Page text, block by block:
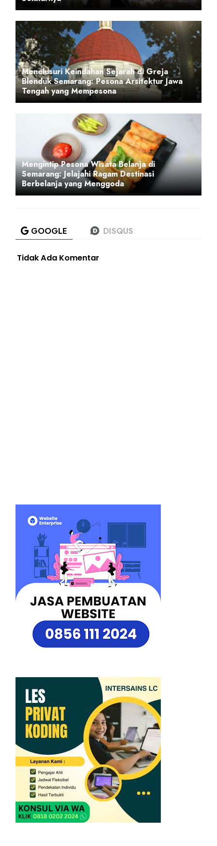
Menelusuri Keindahan Sejarah di Greja
Blenduk Semarang: Pesona Arsitektur Jawa
Tengah yang Mempesona
Mengintip Pesona Wisata Belanja di
Semarang: Jelajahi Ragam Destinasi
Berbelanja yang Menggoda
Tidak Ada Komentar